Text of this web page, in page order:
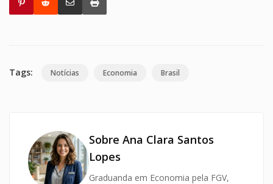
Tags: Notícias Economia Brasil
Sobre Ana Clara Santos
Lopes
Graduanda em Economia pela FGV,